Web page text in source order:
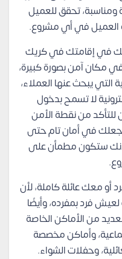
ومناسبة، تحقق للعميل
العميل في أي مشروع.
في إقامتك في كريك
مكان آمن بصورة كبيرة،
التي يبحث عنها العملاء،
لا تسمح بدخول
للتأكد من نقطة الأمن
ساعة، وهذا يجعلك في أمان تام حتى
ستكون مطمأن على
أو معك عائلة كاملة، لأن
فرد بمفرده، وأيضًا
من الأماكن الخاصة
وأماكن مخصصة
وحفلات الشواء.